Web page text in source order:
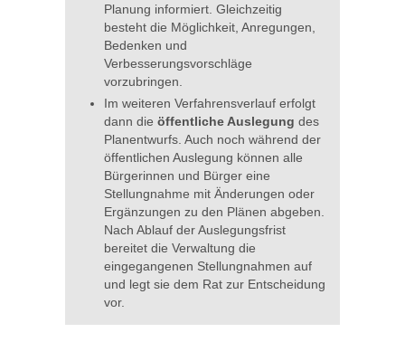
Planung informiert. Gleichzeitig
besteht die Möglichkeit, Anregungen,
Bedenken und
Verbesserungsvorschläge
vorzubringen.
Im weiteren Verfahrensverlauf erfolgt
dann die öffentliche Auslegung des
Planentwurfs. Auch noch während der
öffentlichen Auslegung können alle
Bürgerinnen und Bürger eine
Stellungnahme mit Änderungen oder
Ergänzungen zu den Plänen abgeben.
Nach Ablauf der Auslegungsfrist
bereitet die Verwaltung die
eingegangenen Stellungnahmen auf
und legt sie dem Rat zur Entscheidung
vor.